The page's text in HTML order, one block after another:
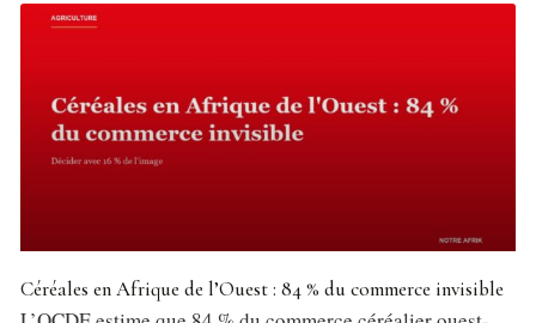
Céréales en Afrique de l’Ouest : 84 % du commerce invisible